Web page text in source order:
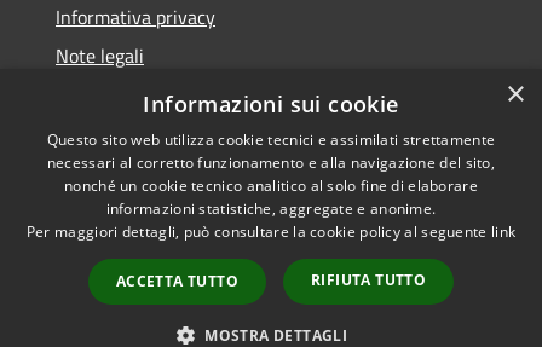
Informativa privacy
Note legali
Dichiarazione di accessibilità
Accessibilità
Copyright © 2026 • Comune di
Cabras • Powered by
Municipium•
Accesso
redazione
×
Informazioni sui cookie
Questo sito web utilizza cookie tecnici e assimilati strettamente
necessari al corretto funzionamento e alla navigazione del sito,
nonché un cookie tecnico analitico al solo fine di elaborare
informazioni statistiche, aggregate e anonime.
Per maggiori dettagli, può consultare la cookie policy al seguente link
ACCETTA TUTTO RIFIUTA TUTTO
MOSTRA DETTAGLI